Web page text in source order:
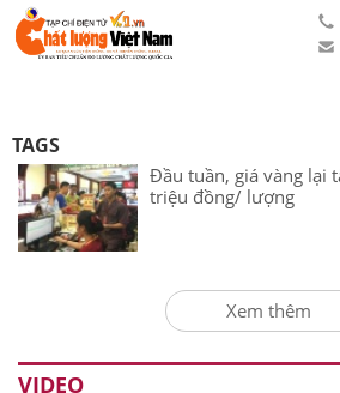
TAGS
Đầu tuần, giá vàng lại
triệu đồng/ lượng
Xem thêm
VIDEO